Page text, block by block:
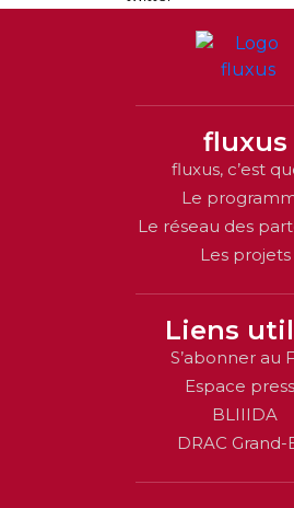
fluxus
fluxus, c’est
Le
Le réseau des
Les projets
Liens
S’abonner au
Espace
BLIIIDA
DRAC Grand-